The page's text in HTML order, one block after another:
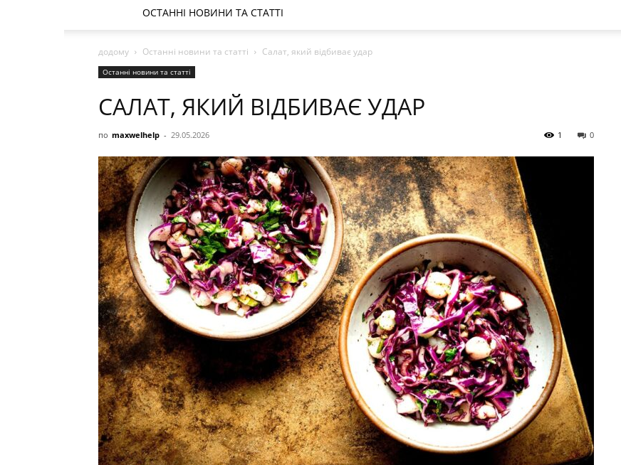
новини
знаменитостей
ОСТАННІ НОВИНИ ТА СТАТТІ
додому Останні новини та статті Салат, який відбиває удар
Останні новини та статті
САЛАТ, ЯКИЙ ВІДБИВАЄ УДАР
по maxwelhelp - 29.05.2026 0
1